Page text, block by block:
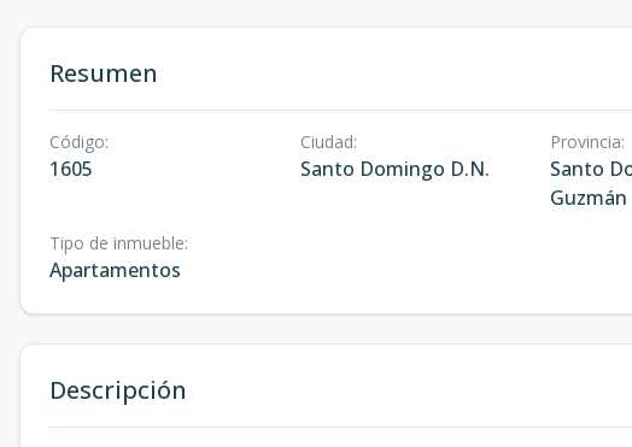
Resumen
Código:
1605
Ciudad:
Santo Domingo D.N.
Provincia:
Santo
Guzmán
Tipo de inmueble:
Apartamentos
Descripción